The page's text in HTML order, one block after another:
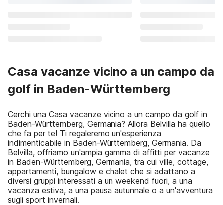
Casa vacanze vicino a un campo da
golf in Baden-Württemberg
Cerchi una Casa vacanze vicino a un campo da golf in
Baden-Württemberg, Germania? Allora Belvilla ha quello
che fa per te! Ti regaleremo un'esperienza
indimenticabile in Baden-Württemberg, Germania. Da
Belvilla, offriamo un'ampia gamma di affitti per vacanze
in Baden-Württemberg, Germania, tra cui ville, cottage,
appartamenti, bungalow e chalet che si adattano a
diversi gruppi interessati a un weekend fuori, a una
vacanza estiva, a una pausa autunnale o a un'avventura
sugli sport invernali.